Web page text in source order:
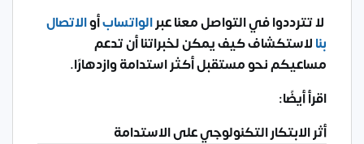
لا تترددوا في التواصل معنا عبرالواتسابأوالاتصال
بنالاستكشاف كيف يمكن لخبراتنا أن تدعم
مساعيكم نحو مستقبل أكثر استدامة وازدهارًا.
اقرأ أيضًا:
أثر الابتكار التكنولوجي على الاستدامة